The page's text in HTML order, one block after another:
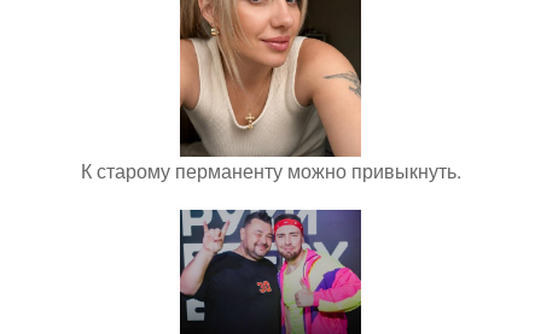
К старому перманенту можно привыкнуть.